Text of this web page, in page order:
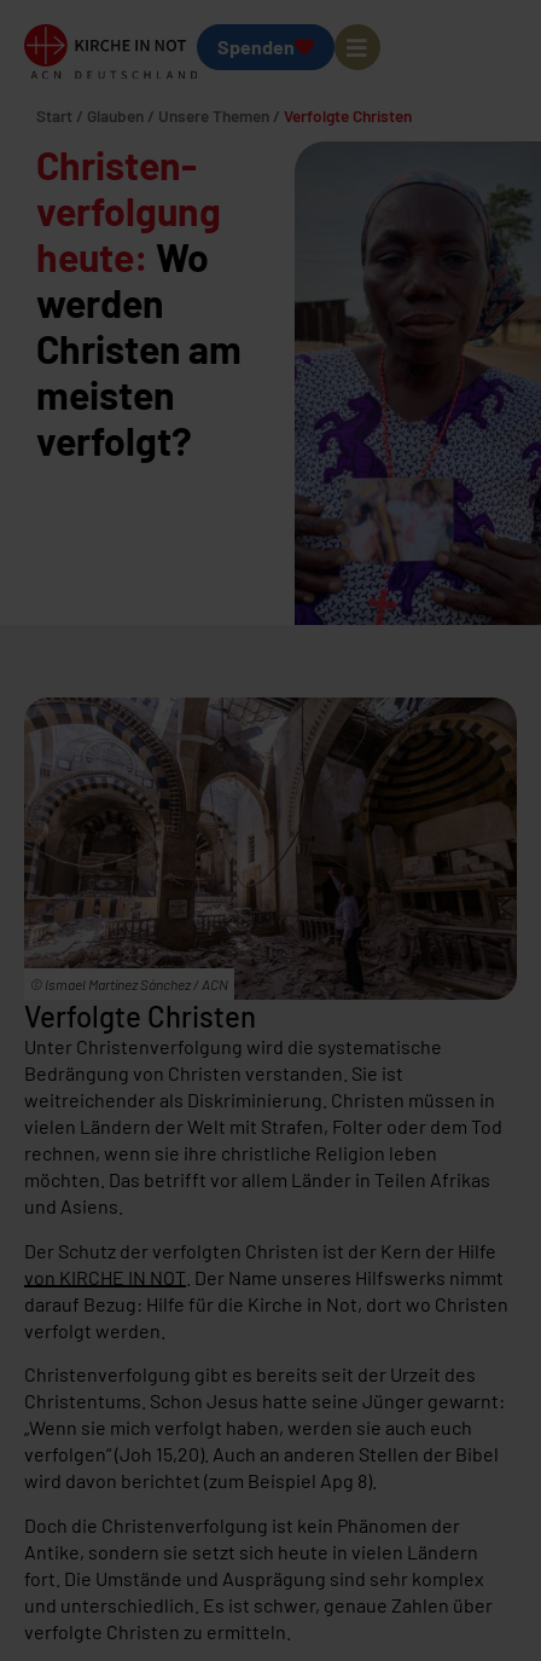
Spenden
Start / Glauben / Unsere Themen / Verfolgte Christen
Christen­
verfolgung
heute: Wo
werden
Christen am
meisten
verfolgt?
© Ismael Martínez Sánchez / ACN
Verfolgte Christen
Unter Christenverfolgung wird die systematische
Bedrängung von Christen verstanden. Sie ist
weitreichender als Diskriminierung. Christen müssen in
vielen Ländern der Welt mit Strafen, Folter oder dem Tod
rechnen, wenn sie ihre christliche Religion leben
möchten. Das betrifft vor allem Länder in Teilen Afrikas
und Asiens.
Der Schutz der verfolgten Christen ist der Kern der Hilfe
von KIRCHE IN NOT . Der Name unseres Hilfswerks nimmt
darauf Bezug: Hilfe für die Kirche in Not, dort wo Christen
verfolgt werden.
Christenverfolgung gibt es bereits seit der Urzeit des
Christentums. Schon Jesus hatte seine Jünger gewarnt:
„Wenn sie mich verfolgt haben, werden sie auch euch
verfolgen“ (Joh 15,20). Auch an anderen Stellen der Bibel
wird davon berichtet (zum Beispiel Apg 8).
Doch die Christenverfolgung ist kein Phänomen der
Antike, sondern sie setzt sich heute in vielen Ländern
fort. Die Umstände und Ausprägung sind sehr komplex
und unterschiedlich. Es ist schwer, genaue Zahlen über
verfolgte Christen zu ermitteln.